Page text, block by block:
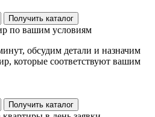
Получить каталог
по вашим условиям
обсудим детали и назначим
которые соответствуют вашим
Получить каталог